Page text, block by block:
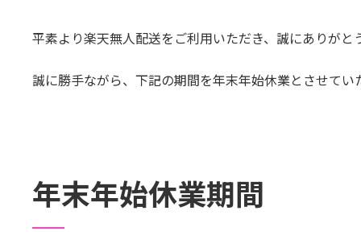
平素より楽天無人配送をご利用いただき、誠にありがと
誠に勝手ながら、下記の期間を年末年始休業とさせてい
年末年始休業期間